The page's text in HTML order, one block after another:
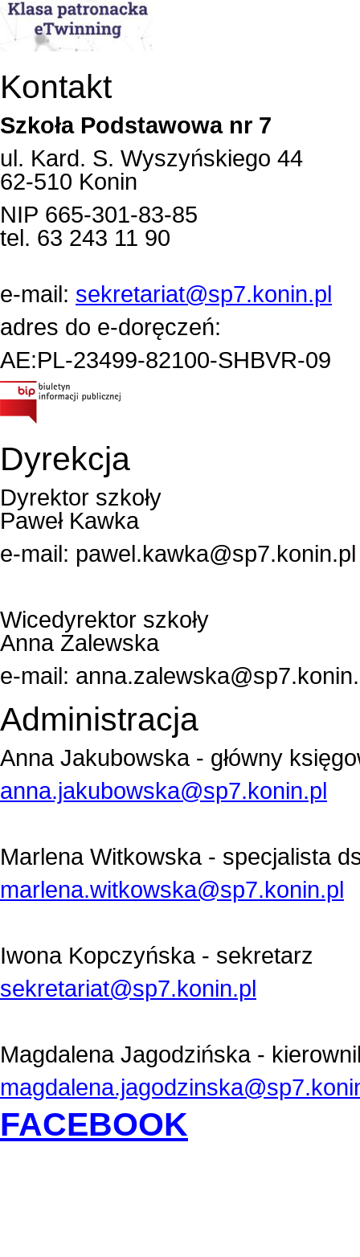
Kontakt
Szkoła Podstawowa nr 7
ul. Kard. S. Wyszyńskiego 44
62-510 Konin
NIP 665-301-83-85
tel. 63 243 11 90
e-mail: sekretariat@sp7.konin.pl
adres do e-doręczeń:
AE:PL-23499-82100-SHBVR-09
Dyrekcja
Dyrektor szkoły
Paweł Kawka
e-mail: pawel.kawka@sp7.konin.pl
Wicedyrektor szkoły
Anna Zalewska
e-mail:
Administracja
Anna Jakubowska - główny
anna.jakubowska@sp7.konin.pl
Marlena Witkowska - specjalista
marlena.witkowska@sp7.konin.pl
Iwona Kopczyńska - sekretarz
sekretariat@sp7.konin.pl
Magdalena Jagodzińska -
FACEBOOK